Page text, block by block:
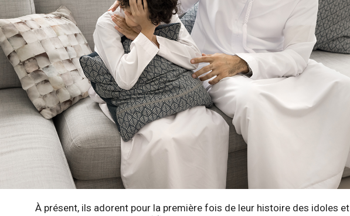
À présent, ils adorent pour la première fois de leur histoire des idoles et